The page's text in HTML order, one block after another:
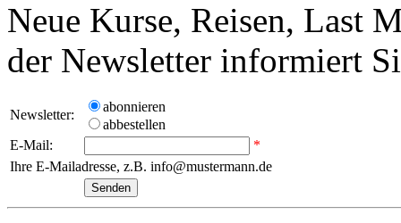
Neue Kurse, Reisen, Last
der Newsletter informiert
Newsletter:
abonnieren
abbestellen
E-Mail:
*
Ihre E-Mailadresse, z.B. info@mustermann.de